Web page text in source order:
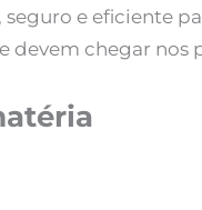
e eficiente
devem chegar nos